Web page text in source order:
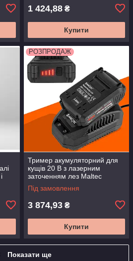
1 424,88 ₴
Купити
РОЗПРОДАЖ
Тример акумуляторний для
кущів 20 В з лазерним
заточенням лез Maltec
111400 бездротовий кущоріз
Під замовлення
3 874,93 ₴
Купити
Показати ще